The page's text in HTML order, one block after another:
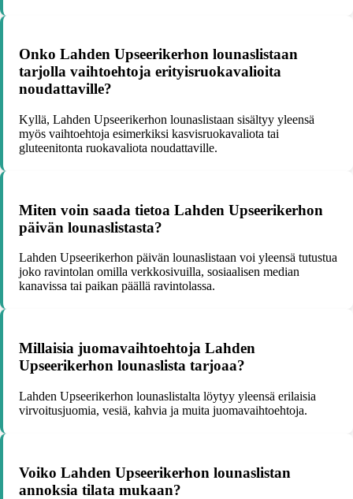
Onko Lahden Upseerikerhon lounaslistaan
tarjolla vaihtoehtoja erityisruokavalioita
noudattaville?
Kyllä, Lahden Upseerikerhon lounaslistaan sisältyy yleensä
myös vaihtoehtoja esimerkiksi kasvisruokavaliota tai
gluteenitonta ruokavaliota noudattaville.
Miten voin saada tietoa Lahden Upseerikerhon
päivän lounaslistasta?
Lahden Upseerikerhon päivän lounaslistaan voi yleensä tutustua
joko ravintolan omilla verkkosivuilla, sosiaalisen median
kanavissa tai paikan päällä ravintolassa.
Millaisia juomavaihtoehtoja Lahden
Upseerikerhon lounaslista tarjoaa?
Lahden Upseerikerhon lounaslistalta löytyy yleensä erilaisia
virvoitusjuomia, vesiä, kahvia ja muita juomavaihtoehtoja.
Voiko Lahden Upseerikerhon lounaslistan
annoksia tilata mukaan?